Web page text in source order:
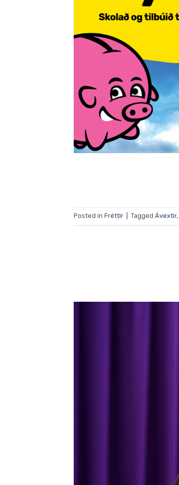
Posted in Fréttir Tagged Ávextir,